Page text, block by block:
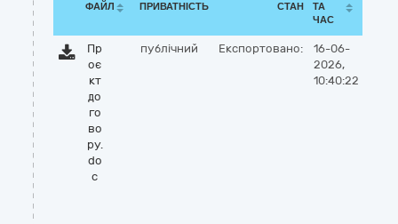
ФАЙЛ ПРИВАТНІСТЬ СТАН
ТА
ЧАС
Пр
оє
кт
до
го
во
ру.
do
c
публічний Експортовано:
16-06-
2026,
10:40:22